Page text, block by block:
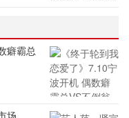
癖霸总
场